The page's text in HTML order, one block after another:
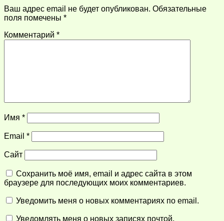
Ваш адрес email не будет опубликован. Обязательные
поля помечены *
Комментарий *
Имя *
Email *
Сайт
Сохранить моё имя, email и адрес сайта в этом
браузере для последующих моих комментариев.
Уведомить меня о новых комментариях по email.
Уведомлять меня о новых записях почтой.